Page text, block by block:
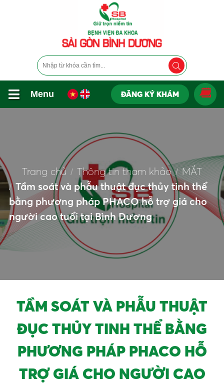
Menu ĐĂNG KÝ KHÁM
Trang chủ Thông tin tham khảo
MẮT
Tầm soát và phẫu thuật đục thủy tinh thể
bằng phương pháp PHACO hỗ trợ giá cho
người cao tuổi tại Bình Dương
TẦM SOÁT VÀ PHẪU THUẬT
ĐỤC THỦY TINH THỂ BẰNG
PHƯƠNG PHÁP PHACO HỖ
TRỢ GIÁ CHO NGƯỜI CAO